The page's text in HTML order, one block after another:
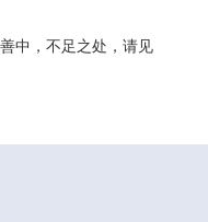
中，不足之处，请见